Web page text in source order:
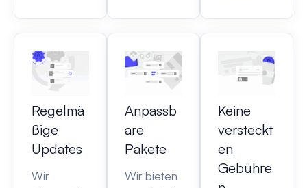
Regelmä
ßige
Updates
Wir
Anpassb
are
Pakete
Wir bieten
Keine
versteckt
en
Gebühre